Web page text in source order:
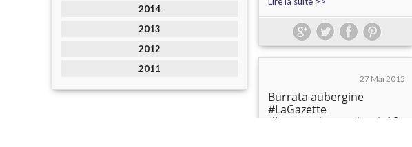
2014
2013
2012
2011
27 Mai 2015
Burrata aubergine
#LaGazette
#bonneadresse #paris16